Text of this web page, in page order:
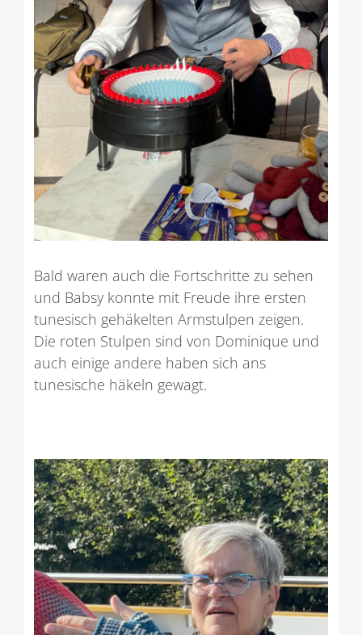
Bald waren auch die Fortschritte zu sehen
und Babsy konnte mit Freude ihre ersten
tunesisch gehäkelten Armstulpen zeigen.
Die roten Stulpen sind von Dominique und
auch einige andere haben sich ans
tunesische häkeln gewagt.